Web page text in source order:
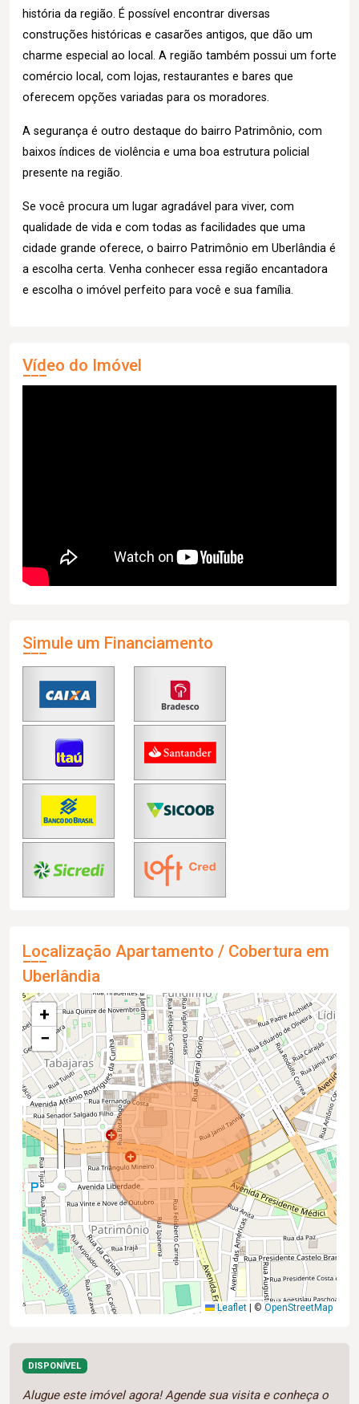
história da região. É possível encontrar diversas
construções históricas e casarões antigos, que dão um
charme especial ao local. A região também possui um forte
comércio local, com lojas, restaurantes e bares que
oferecem opções variadas para os moradores.
A segurança é outro destaque do bairro Patrimônio, com
baixos índices de violência e uma boa estrutura policial
presente na região.
Se você procura um lugar agradável para viver, com
qualidade de vida e com todas as facilidades que uma
cidade grande oferece, o bairro Patrimônio em Uberlândia é
a escolha certa. Venha conhecer essa região encantadora
e escolha o imóvel perfeito para você e sua família.
Vídeo do Imóvel
Simule um Financiamento
Localização Apartamento / Cobertura em
Uberlândia
+
−
Leaflet | © OpenStreetMap
DISPONÍVEL
Alugue este imóvel agora! Agende sua visita e conheça o